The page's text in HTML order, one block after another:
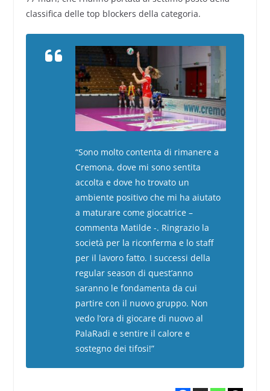
classifica delle top blockers della categoria.
“Sono molto contenta di rimanere a
Cremona, dove mi sono sentita
accolta e dove ho trovato un
ambiente positivo che mi ha aiutato
a maturare come giocatrice –
commenta Matilde -. Ringrazio la
società per la riconferma e lo staff
per il lavoro fatto. I successi della
regular season di quest’anno
saranno le fondamenta da cui
partire con il nuovo gruppo. Non
vedo l’ora di giocare di nuovo al
PalaRadi e sentire il calore e
sostegno dei tifosi!”